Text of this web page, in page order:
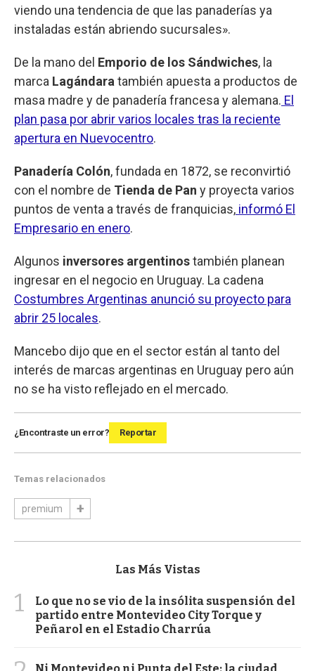
viendo una tendencia de que las panaderías ya
instaladas están abriendo sucursales».
De la mano del Emporio de los Sándwiches, la
marca Lagándaratambién apuesta a productos de
masa madre y de panadería francesa y alemana. El
plan pasa por abrir varios locales tras la reciente
apertura en Nuevocentro.
Panadería Colón, fundada en 1872, se reconvirtió
con el nombre de Tienda de Pan y proyecta varios
puntos de venta a través de franquicias, informó El
Empresario en enero.
Algunos inversores argentinostambién planean
ingresar en el negocio en Uruguay. La cadena
Costumbres Argentinas anunció su proyecto para
abrir 25 locales.
Mancebo dijo que en el sector están al tanto del
interés de marcas argentinas en Uruguay pero aún
no se ha visto reflejado en el mercado.
¿Encontraste un error? Reportar
Temas relacionados
premium
Las Más Vistas
1
Lo que no se vio de la insólita suspensión del
partido entre Montevideo City Torque y
Peñarol en el Estadio Charrúa